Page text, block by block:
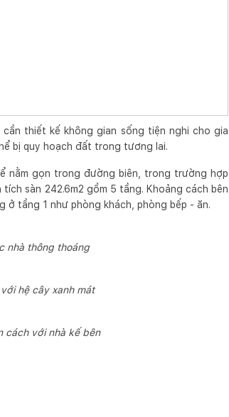
thiết kế không gian sống tiện nghi cho gia
bị quy hoạch đất trong tương lai.
nằm gọn trong đường biên, trong trường hợp
sàn 242.6m2 gồm 5 tầng. Khoảng cách bên
ở tầng 1 như phòng khách, phòng bếp - ăn.
nhà thông thoáng
hệ cây xanh mát
cách với nhà kế bên